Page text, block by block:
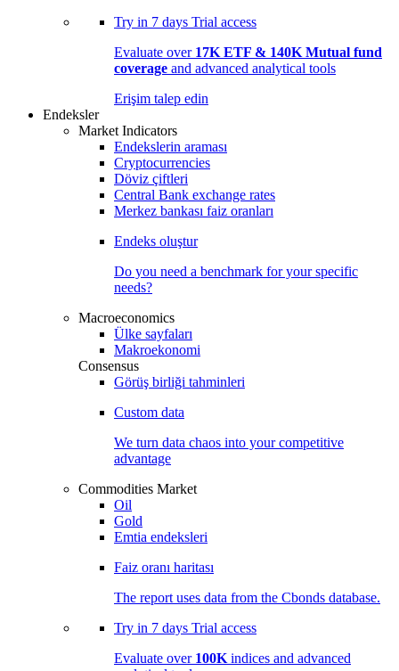
Try in 7 days Trial access
Evaluate over 17K ETF & 140K Mutual fund
coverage and advanced analytical tools
Erişim talep edin
Endeksler
Market Indicators
Endekslerin araması
Cryptocurrencies
Döviz çiftleri
Central Bank exchange rates
Merkez bankası faiz oranları
Endeks oluştur
Do you need a benchmark for your specific
needs?
Macroeconomics
Ülke sayfaları
Makroekonomi
Consensus
Görüş birliği tahminleri
Custom data
We turn data chaos into your competitive
advantage
Commodities Market
Oil
Gold
Emtia endeksleri
Faiz oranı haritası
The report uses data from the Cbonds database.
Try in 7 days Trial access
Evaluate over 100K indices and advanced